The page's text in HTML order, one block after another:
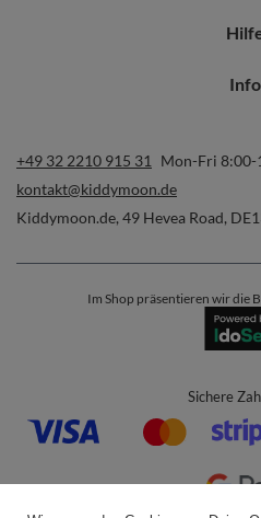
Info
+49 32 2210 915 31
Mon-Fri 8:00-
kontakt@kiddymoon.de
Kiddymoon.de, 49 Hevea Road,
Im Shop präsentieren wir die
Sichere